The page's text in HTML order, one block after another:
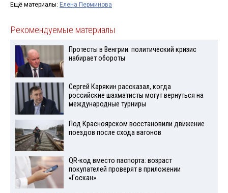
Ещё материалы: Елена Перминова
Рекомендуемые материалы
Протесты в Венгрии: политический кризис
набирает обороты
Сергей Карякин рассказал, когда
российские шахматисты могут вернуться на
международные турниры
Под Красноярском восстановили движение
поездов после схода вагонов
QR-код вместо паспорта: возраст
покупателей проверят в приложении
«Госкан»